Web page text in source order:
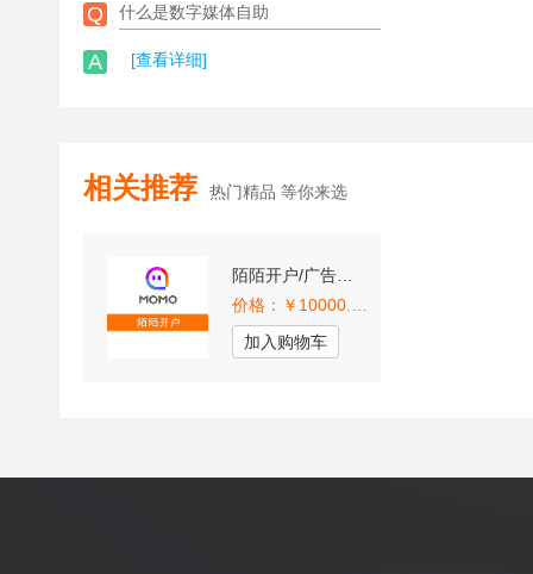
Q 什么是数字媒体自助
A [查看详细]
相关推荐 热门精品 等你来选
加入购物车